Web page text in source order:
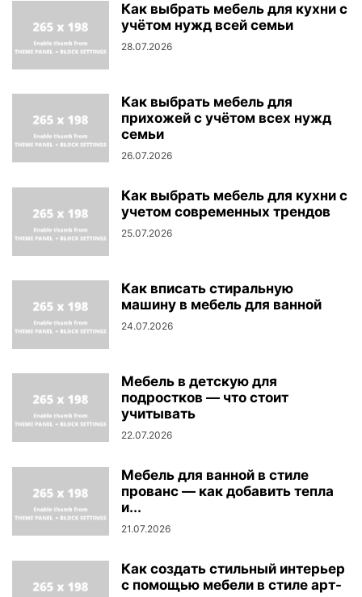
Как выбрать мебель для кухни с
учётом нужд всей семьи
28.07.2026
Как выбрать мебель для
прихожей с учётом всех нужд
семьи
26.07.2026
Как выбрать мебель для кухни с
учетом современных трендов
25.07.2026
Как вписать стиральную
машину в мебель для ванной
24.07.2026
Мебель в детскую для
подростков — что стоит
учитывать
22.07.2026
Мебель для ванной в стиле
прованс — как добавить тепла
и...
21.07.2026
Как создать стильный интерьер
с помощью мебели в стиле арт-